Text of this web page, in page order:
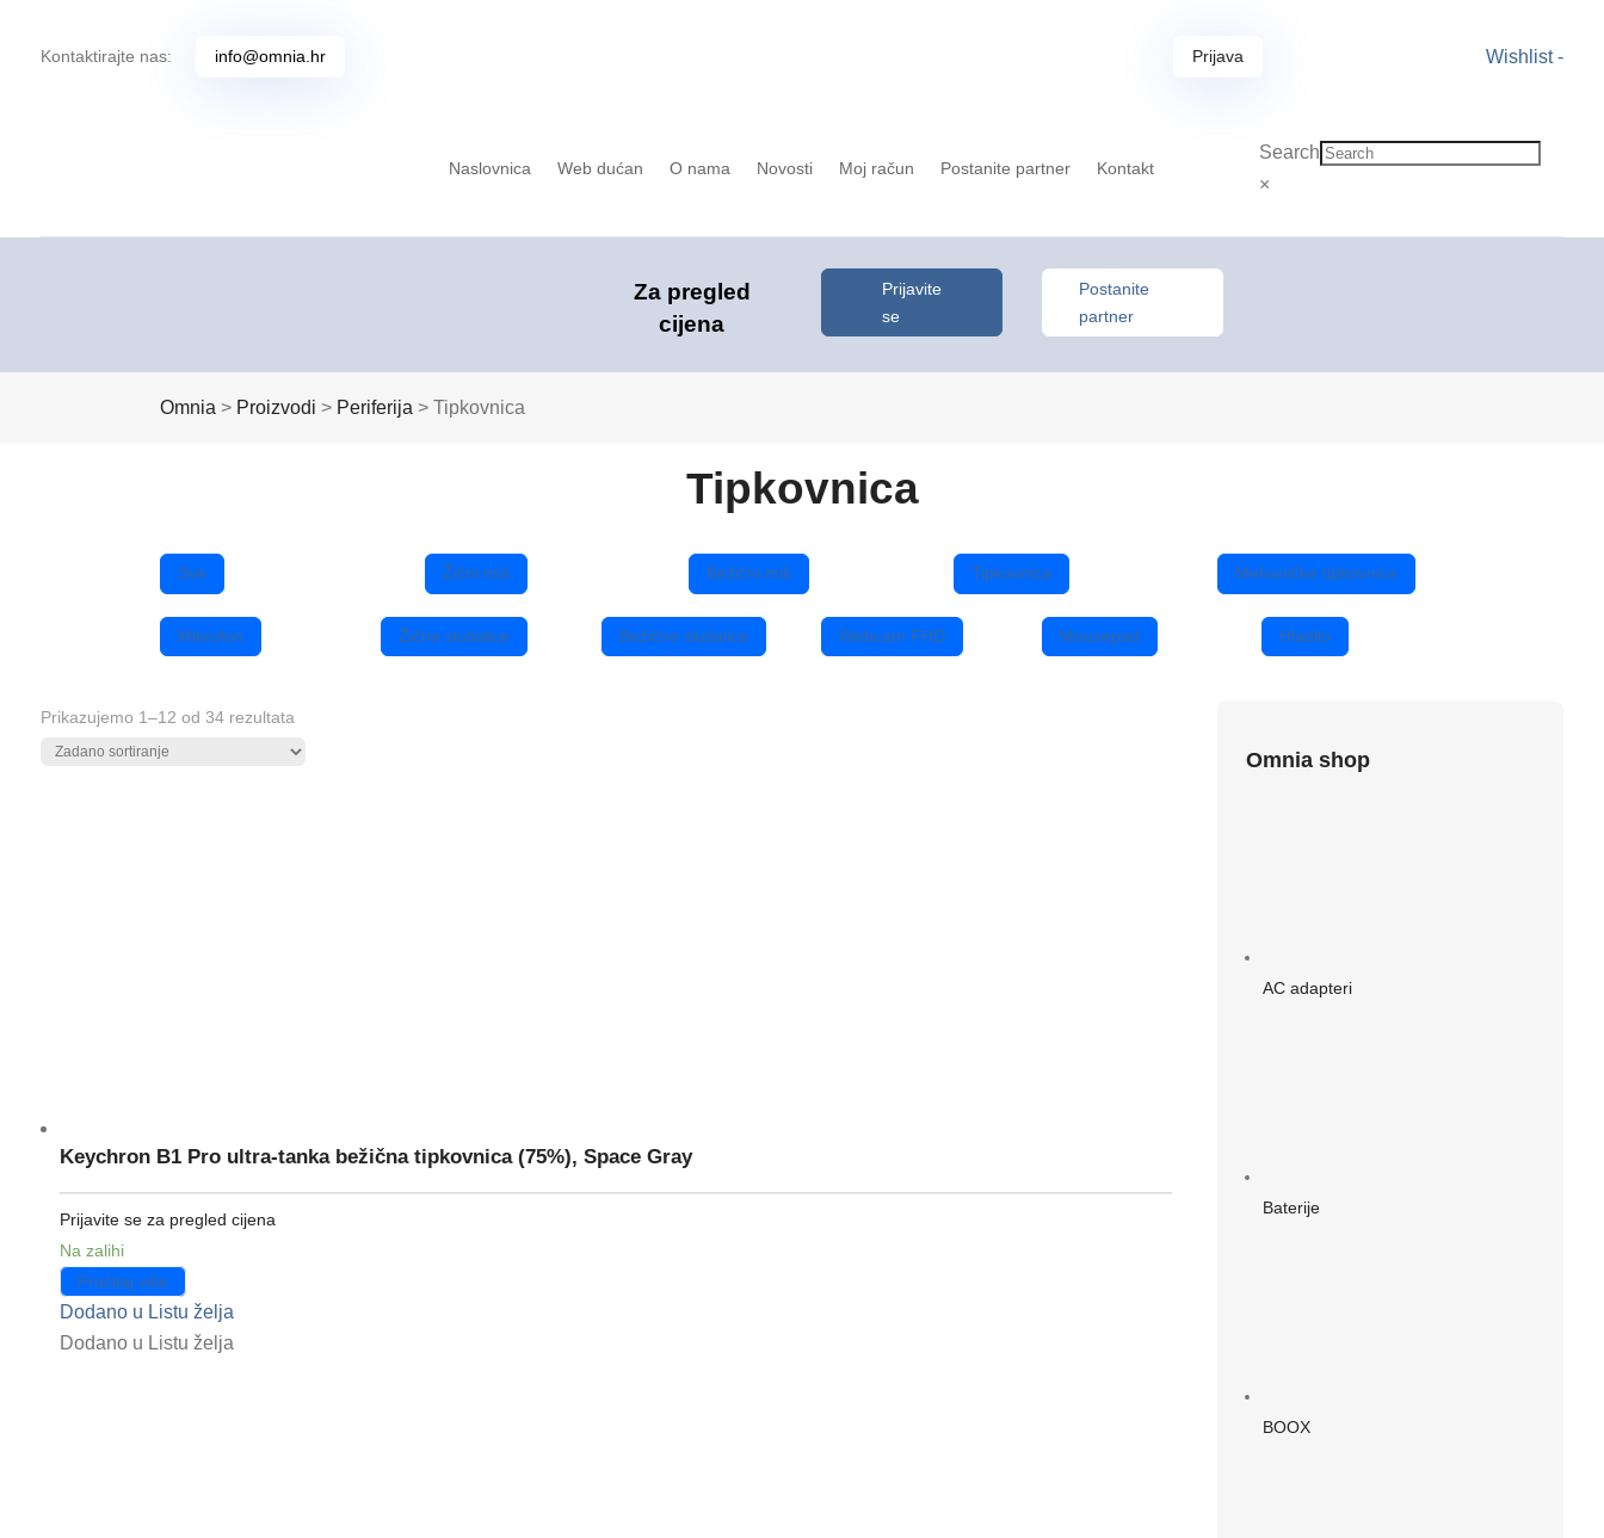
Kontaktirajte nas: info@omnia.hr Prijava Wishlist -
Naslovnica Web dućan O nama Novosti Moj račun Postanite partner Kontakt
Search
×
Za pregled
cijena
Prijavite
se
Postanite
partner
Omnia > Proizvodi > Periferija >Tipkovnica
Tipkovnica
Sve Žični miš Bežični miš Tipkovnica Mehaničke tipkovnice
Mikrofon Žične slušalice Bežične slušalice Webcam FHD Mousepad Hladilo
Prikazujemo 1–12 od 34 rezultata
Keychron B1 Pro ultra-tanka bežična tipkovnica (75%), Space Gray
Prijavite se za pregled cijena
Na zalihi
Pročitaj više
Dodano u Listu želja
Dodano u Listu želja
Omnia shop
AC adapteri
Baterije
BOOX